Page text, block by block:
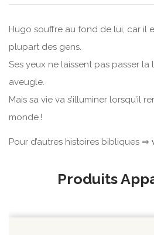
Hugo souffre au fond de lui, car il
plupart des gens.
Ses yeux ne laissent pas passer la
aveugle.
Mais sa vie va s’illuminer lorsqu’il
monde !
Pour d’autres histoires bibliques ⇒
Produits